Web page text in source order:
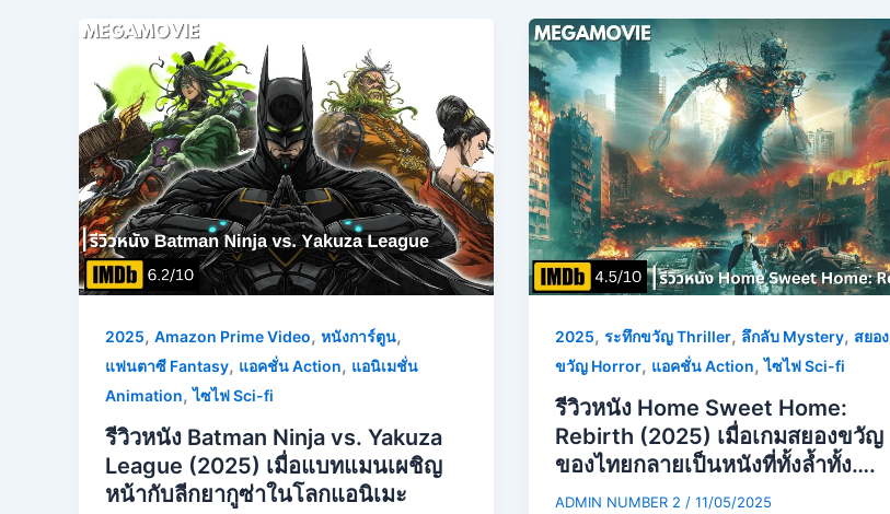
2025, Amazon Prime Video, หนังการ์ตูน,
แฟนตาซี Fantasy, แอคชั่น Action, แอนิเมชั่น
Animation,ไซไฟ Sci-fi
รีวิวหนัง Batman Ninja vs. Yakuza
League (2025) เมื่อแบทแมนเผชิญ
หน้ากับลีกยากูซ่าในโลกแอนิเมะ
2025, ระทึกขวัญ Thriller, ลึกลับ Mystery, สยอง
ขวัญ Horror, แอคชั่น Action,ไซไฟ Sci-fi
รีวิวหนัง Home Sweet Home:
Rebirth (2025) เมื่อเกมสยองขวัญ
ของไทยกลายเป็นหนังที่ทั้งล้ำทั้ง….
ADMIN NUMBER 2 / 11/05/2025